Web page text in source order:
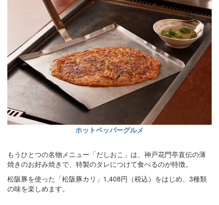
ホットペッパーグルメ
もうひとつの名物メニュー「だしおこ」は、神戸花門亭直伝の薄
焼きのお好み焼きで、特製のタレにつけて食べるのが特徴。
松阪豚を使った「松阪豚カリ」1,408円（税込）をはじめ、3種類
の味を楽しめます。